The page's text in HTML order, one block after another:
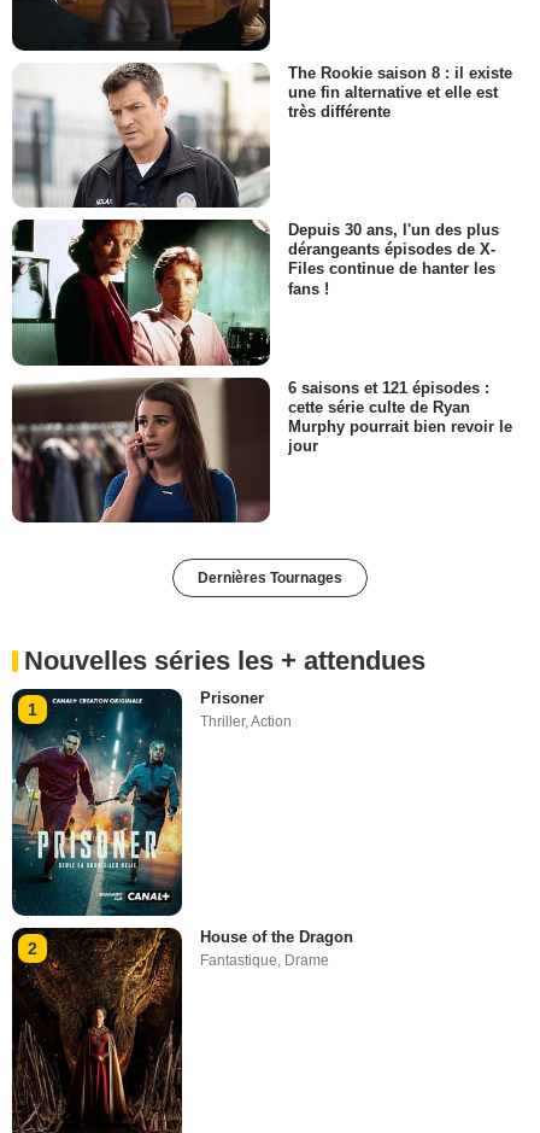
The Rookie saison 8 : il existe
une fin alternative et elle est
très différente
Depuis 30 ans, l'un des plus
dérangeants épisodes de X-
Files continue de hanter les
fans !
6 saisons et 121 épisodes :
cette série culte de Ryan
Murphy pourrait bien revoir le
jour
Dernières Tournages
Nouvelles séries les + attendues
1
Prisoner
Thriller,Action
2
House of the Dragon
Fantastique, Drame